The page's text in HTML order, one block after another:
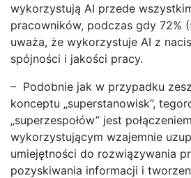
wykorzystują AI przede
pracowników, podczas gdy 72%
uważa, że wykorzystuje AI z
spójności i jakości pracy.
– Podobnie jak w przypadku
konceptu „superstanowisk”,
„superzespołów” jest
wykorzystującym wzajemnie
umiejętności do rozwiązywania
pozyskiwania informacji i